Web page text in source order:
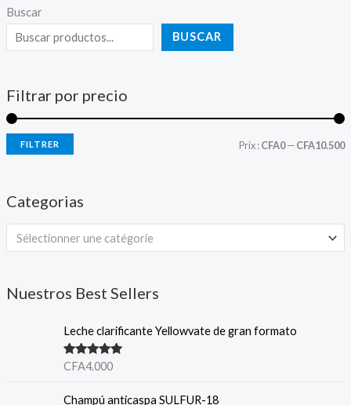
Buscar
BUSCAR
Filtrar por precio
FILTRER Prix :CFA0—CFA10.500
Categorias
Sélectionner une catégorie
Nuestros Best Sellers
Leche clarificante Yellowvate de gran formato
Valorado en
CFA4.000
Champú anticaspa SULFUR-18